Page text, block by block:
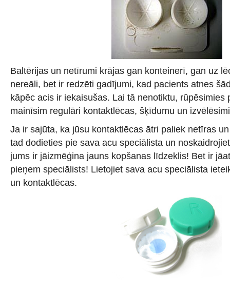
Baltērijas un netīrumi krājas gan konteinerī, gan uz
nereāli, bet ir redzēti gadījumi, kad pacients atnes
kāpēc acis ir iekaisušas. Lai tā nenotiktu, rūpēsimies
mainīsim regulāri kontaktlēcas, šķīdumu un
Ja ir sajūta, ka jūsu kontaktlēcas ātri paliek netīras
tad dodieties pie sava acu speciālista un
jums ir jāizmēģina jauns kopšanas līdzeklis! Bet ir
pieņem speciālists! Lietojiet sava acu speciālista
un kontaktlēcas.